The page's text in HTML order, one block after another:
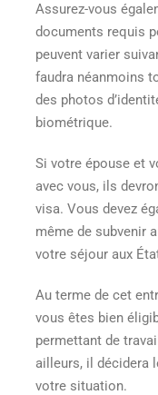
Assurez-vous
documents requis
peuvent varier
faudra néanmoins
des photos
biométrique.
Si votre épouse et
avec vous, ils
visa. Vous devez
même de subvenir
votre séjour aux
Au terme de cet
vous êtes bien
permettant de
ailleurs, il décidera
votre situation.